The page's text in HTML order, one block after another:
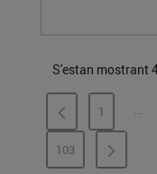
S'estan mostrant
PÀGINA
1 ...
PÀGINA
103